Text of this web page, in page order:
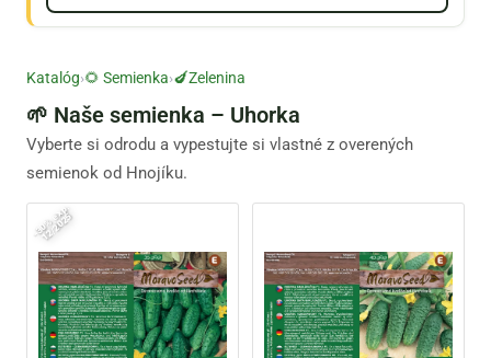
Katalóg›🌻 Semienka›🍆Zelenina
🌱 Naše semienka – Uhorka
Vyberte si odrodu a vypestujte si vlastné z overených
semienok od Hnojíku.
-
3
0
%
e
x
p
.
1
2
/
2
0
2
5